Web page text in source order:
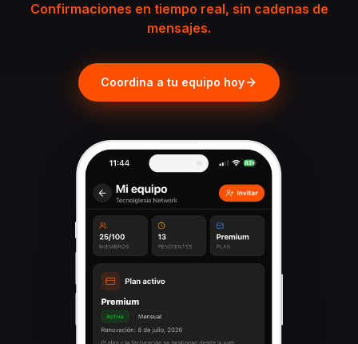
Confirmaciones en tiempo real, sin cadenas de
mensajes.
Coordina a tu equipo hoy